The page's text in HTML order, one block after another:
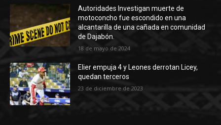
Autoridades Investigan muerte de
motoconcho fue escondido en una
alcantarilla de una cañada en comunidad
de Dajabón.
18 de mayo de 2024
Elier empuja 4 y Leones derrotan Licey,
quedan terceros
23 de diciembre de 2023